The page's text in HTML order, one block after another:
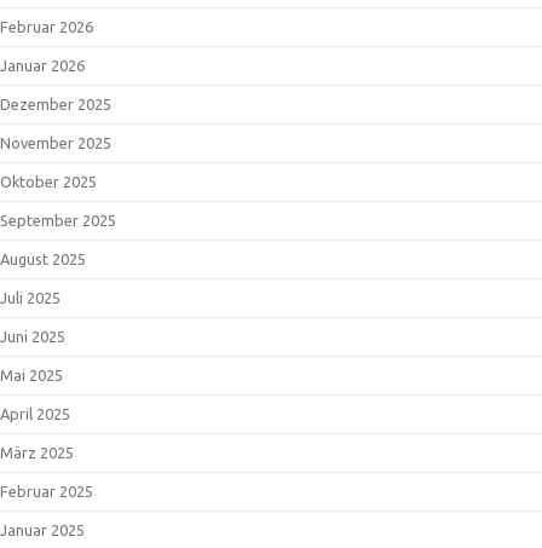
Februar 2026
Januar 2026
Dezember 2025
November 2025
Oktober 2025
September 2025
August 2025
Juli 2025
Juni 2025
Mai 2025
April 2025
März 2025
Februar 2025
Januar 2025